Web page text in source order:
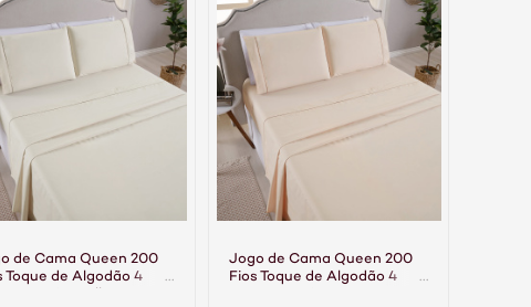
de Cama Queen 200
Toque de Algodão 4
Jogo de Cama Queen 200
Fios Toque de Algodão 4